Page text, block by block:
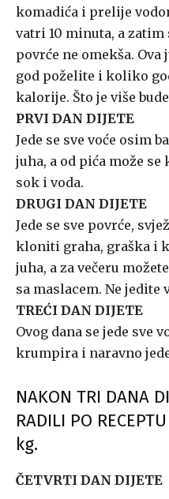
komadića i prelije
vatri 10 minuta, a zatim
povrće ne omekša.
god poželite i koliko
kalorije. Što je više
PRVI DAN DIJETE
Jede se sve voće osim
juha, a od pića može
sok i voda.
DRUGI DAN DIJETE
Jede se sve povrće,
kloniti graha, graška i
juha, a za večeru
sa maslacem. Ne jedite
TREĆI DAN DIJETE
Ovog dana se jede sve
krumpira i naravno
NAKON TRI DANA
RADILI PO
kg.
ČETVRTI DAN DIJETE